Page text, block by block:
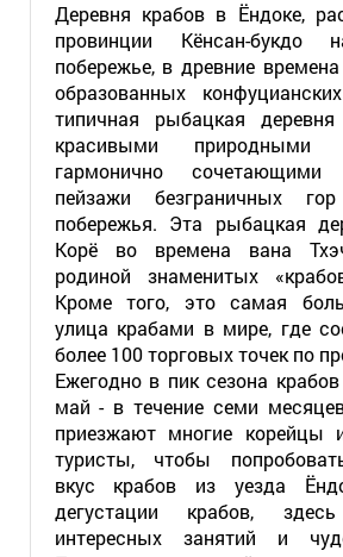
Деревня крабов в Ёндоке,
провинции Кёнсан-букдо
побережье, в древние
образованных
типичная рыбацкая
красивыми природными
гармонично сочетающими
пейзажи безграничных
побережья. Эта рыбацкая
Корё во времена вана
родиной знаменитых
Кроме того, это самая
улица крабами в мире, где
более 100 торговых точек по
Ежегодно в пик сезона
май - в течение семи
приезжают многие корейцы
туристы, чтобы
вкус крабов из уезда
дегустации крабов,
интересных занятий и